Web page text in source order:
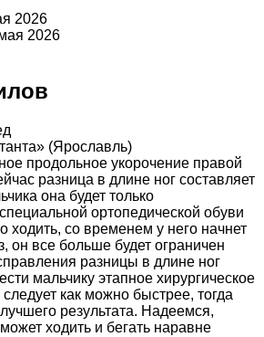
2026
2026
(Ярославль)
продольное укорочение правой
разница в длине ног составляет
она будет только
ортопедической обуви
ходить, со временем у него начнет
он все больше будет ограничен
разницы в длине ног
мальчику этапное хирургическое
как можно быстрее, тогда
результата. Надеемся,
ходить и бегать наравне